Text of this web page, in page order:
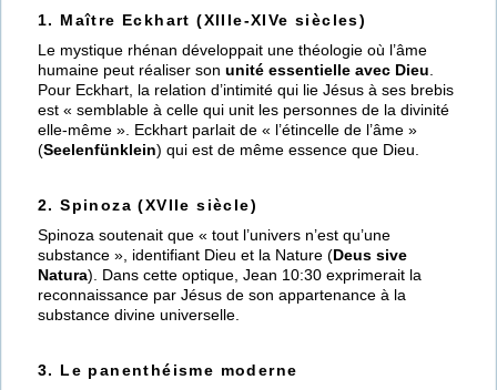
1. Maître Eckhart (XIIIe-XIVe siècles)
Le mystique rhénan développait une théologie où l’âme
humaine peut réaliser sonunité essentielle avec Dieu
Pour Eckhart, la relation d’intimité qui lie Jésus à ses brebis
est « semblable à celle qui unit les personnes de la divinité
elle-même ». Eckhart parlait de « l’étincelle de l’âme »
(Seelenfünklein) qui est de même essence que Dieu.
2. Spinoza (XVIIe siècle)
Spinoza soutenait que « tout l’univers n’est qu’une
substance », identifiant Dieu et la Nature (Deus sive
Natura). Dans cette optique, Jean 10:30 exprimerait la
reconnaissance par Jésus de son appartenance à la
substance divine universelle.
3. Le panenthéisme moderne